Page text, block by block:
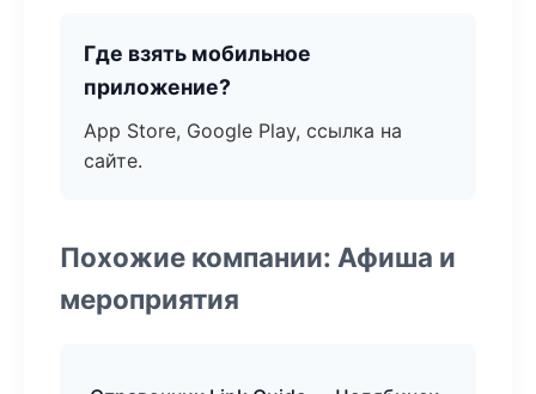
Где взять мобильное
приложение?
App Store, Google Play, ссылка на
сайте.
Похожие компании: Афиша и
мероприятия